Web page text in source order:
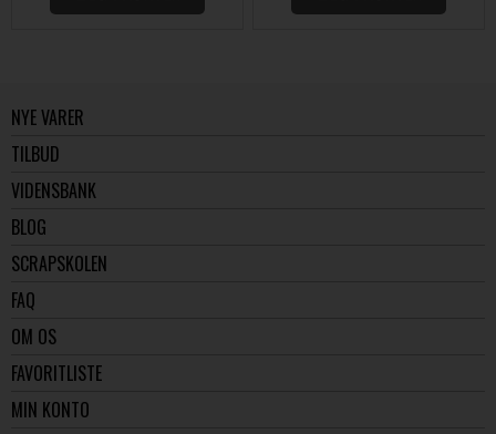
NYE VARER
TILBUD
VIDENSBANK
BLOG
SCRAPSKOLEN
FAQ
OM OS
FAVORITLISTE
MIN KONTO